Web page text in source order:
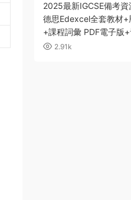
2025最新IGCSE備考
德思Edexcel全套教材
+課程詞彙 PDF電子版
2.91k